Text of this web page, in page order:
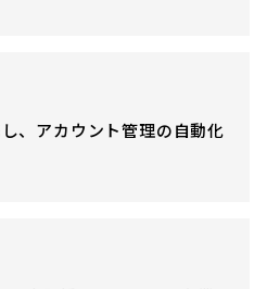
、アカウント管理の自動化